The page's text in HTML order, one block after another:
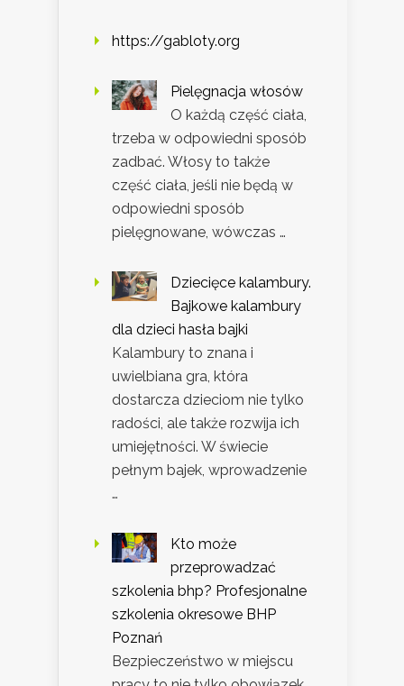
https://gabloty.org
Pielęgnacja włosów
O każdą część ciała,
trzeba w odpowiedni sposób
zadbać. Włosy to także
część ciała, jeśli nie będą w
odpowiedni sposób
pielęgnowane, wówczas …
Dziecięce kalambury.
Bajkowe kalambury
dla dzieci hasła bajki
Kalambury to znana i
uwielbiana gra, która
dostarcza dzieciom nie tylko
radości, ale także rozwija ich
umiejętności. W świecie
pełnym bajek, wprowadzenie
…
Kto może
przeprowadzać
szkolenia bhp? Profesjonalne
szkolenia okresowe BHP
Poznań
Bezpieczeństwo w miejscu